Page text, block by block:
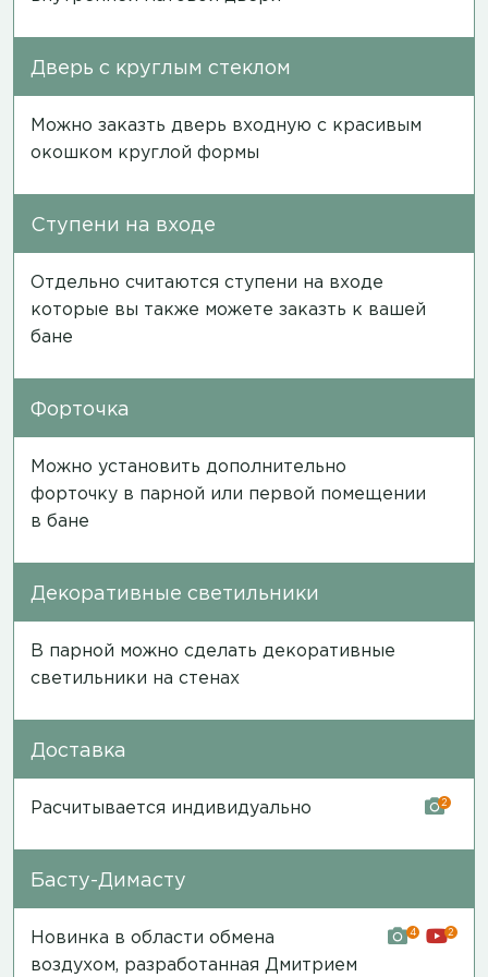
Дверь с круглым стеклом
Можно заказть дверь входную с красивым
окошком круглой формы
Ступени на входе
Отдельно считаются ступени на входе
которые вы также можете заказть к вашей
бане
Форточка
Можно установить дополнительно
форточку в парной или первой помещении
в бане
Декоративные светильники
В парной можно сделать декоративные
светильники на стенах
Доставка
Расчитывается индивидуально 2
Басту-Димасту
Новинка в области обмена
воздухом, разработанная Дмитрием
4 2